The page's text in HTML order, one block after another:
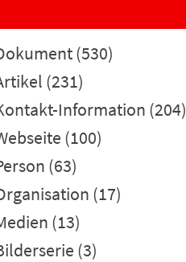
(530)
(231)
Information (204)
(100)
(63)
(17)
(13)
(3)